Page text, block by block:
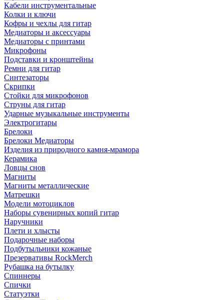
Кабели инструментальные
Колки и ключи
Кофры и чехлы для гитар
Медиаторы и аксессуары
Медиаторы с принтами
Микрофоны
Подставки и кронштейны
Ремни для гитар
Синтезаторы
Скрипки
Стойки для микрофонов
Струны для гитар
Ударные музыкальные инструменты
Электрогитары
Брелоки
Брелоки Медиаторы
Изделия из природного камня-мрамора
Керамика
Ловцы снов
Магниты
Магниты металлические
Матрешки
Модели мотоциклов
Наборы сувенирных копий гитар
Наручники
Плети и хлысты
Подарочные наборы
Подбутыльники кожаные
Презервативы RockMerch
Рубашка на бутылку
Спиннеры
Спички
Статуэтки